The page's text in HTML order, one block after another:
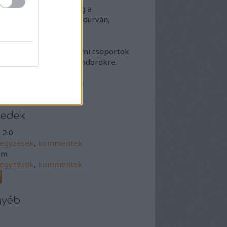
a másikat, nem pedig a
minősíted durván,
népek vagy társadalmi csoportok
uszítasz, kitiltunk mindörökre.
elvek
2.0
, kommentek
, kommentek